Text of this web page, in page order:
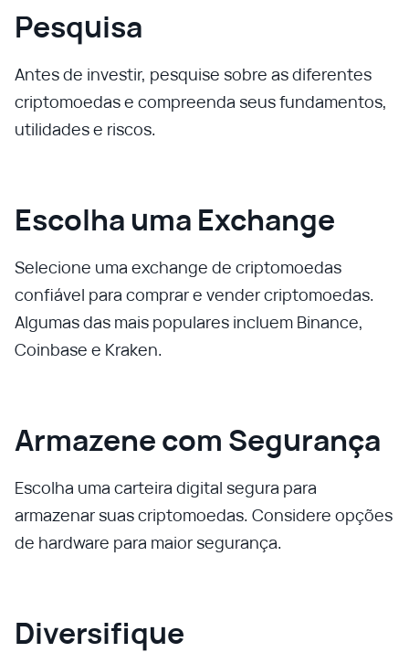
Pesquisa
Antes de investir, pesquise sobre as diferentes
criptomoedas e compreenda seus fundamentos,
utilidades e riscos.
Escolha uma Exchange
Selecione uma exchange de criptomoedas
confiável para comprar e vender criptomoedas.
Algumas das mais populares incluem Binance,
Coinbase e Kraken.
Armazene com Segurança
Escolha uma carteira digital segura para
armazenar suas criptomoedas. Considere opções
de hardware para maior segurança.
Diversifique